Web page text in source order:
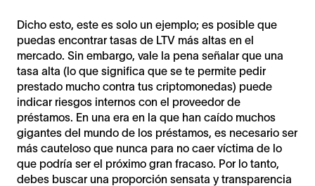
Dicho esto, este es solo un ejemplo; es posible que
puedas encontrar tasas de LTV más altas en el
mercado. Sin embargo, vale la pena señalar que una
tasa alta (lo que significa que se te permite pedir
prestado mucho contra tus criptomonedas) puede
indicar riesgos internos con el proveedor de
préstamos. En una era en la que han caído muchos
gigantes del mundo de los préstamos, es necesario ser
más cauteloso que nunca para no caer víctima de lo
que podría ser el próximo gran fracaso. Por lo tanto,
debes buscar una proporción sensata y transparencia